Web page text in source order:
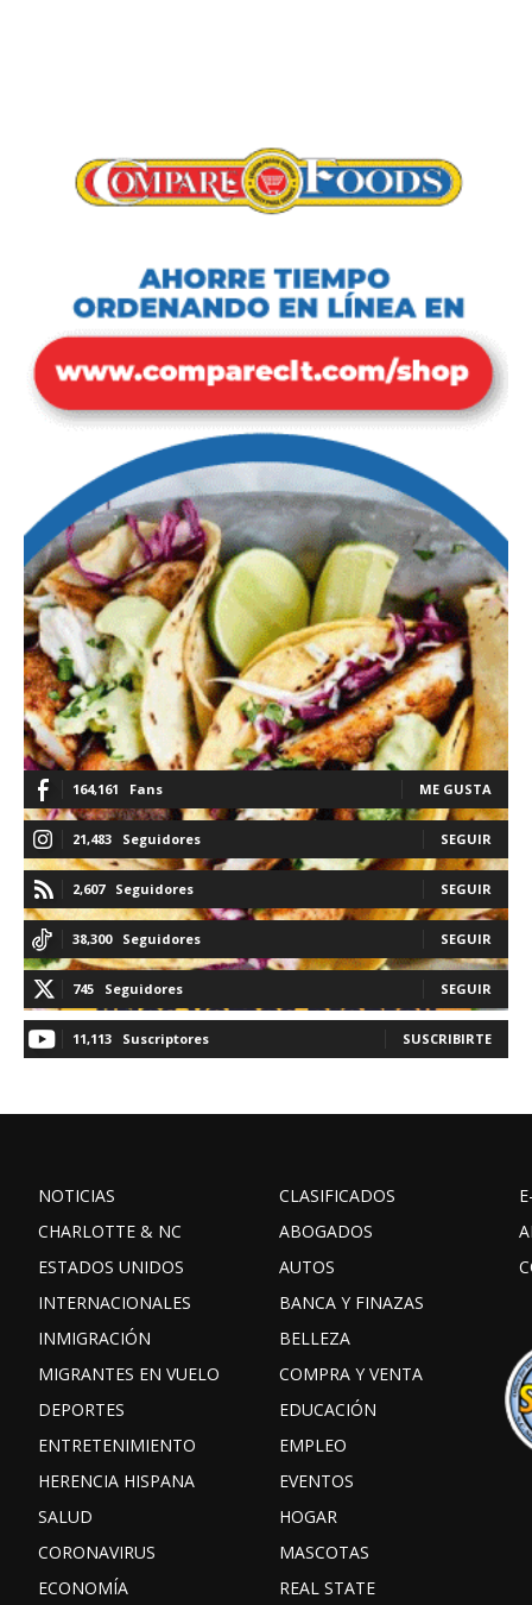
164,161 Fans ME GUSTA
21,483 Seguidores SEGUIR
2,607 Seguidores SEGUIR
38,300 Seguidores SEGUIR
745 Seguidores SEGUIR
11,113 Suscriptores SUSCRIBIRTE
NOTICIAS
CHARLOTTE & NC
ESTADOS UNIDOS
INTERNACIONALES
INMIGRACIÓN
MIGRANTES EN VUELO
DEPORTES
ENTRETENIMIENTO
HERENCIA HISPANA
SALUD
CORONAVIRUS
ECONOMÍA
CLASIFICADOS
ABOGADOS
AUTOS
BANCA Y FINAZAS
BELLEZA
COMPRA Y VENTA
EDUCACIÓN
EMPLEO
EVENTOS
HOGAR
MASCOTAS
REAL STATE